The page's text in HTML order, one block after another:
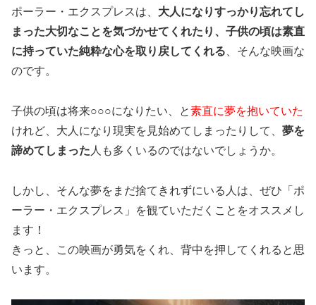
ポーラー・エクスプレスは、 大人になりすっかり忘れてし
まった大切なことを気づかせてくれたり、子供の頃は素直
に持っていた純粋な心を取り戻してくれる、そんな映画な
のです。
子供の頃は将来○○○になりたい、と素直に夢を抱いていた
けれど、大人になり現実を見始めてしまったりして、 夢を
諦めてしまった人も多くいるのではないでしょうか。
しかし、そんな夢をまだ捨てきれずにいる人は、ぜひ「ポ
ーラー・エクスプレス」を観ていただくことをオススメし
ます！
きっと、この映画が勇気をくれ、背中を押してくれると思
います。